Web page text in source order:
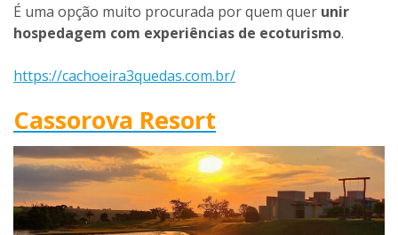
É uma opção muito procurada por quem quer unir
hospedagem com experiências de ecoturismo.
https://cachoeira3quedas.com.br/
Cassorova Resort